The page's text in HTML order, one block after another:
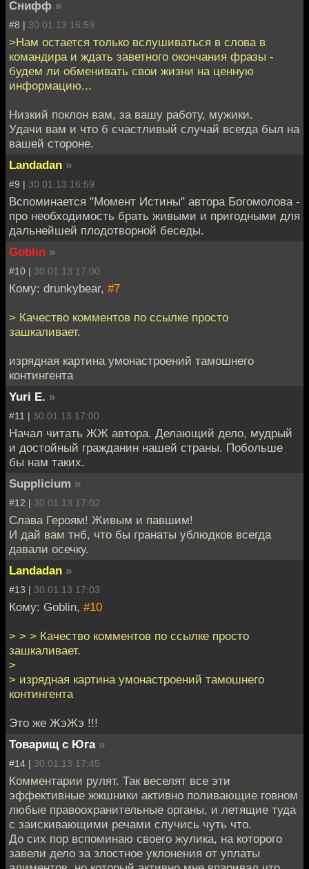
Снифф »
#8 | 30.01.13 16:59
>Нам остается только вслушиваться в слова в
командира и ждать заветного окончания фразы -
будем ли обменивать свои жизни на ценную
информацию...
Низкий поклон вам, за вашу работу, мужики.
Удачи вам и что б счастливый случай всегда был на
вашей стороне.
Landadan »
#9 | 30.01.13 16:59
Вспоминается "Момент Истины" автора Богомолова -
про необходимость брать живыми и пригодными для
дальнейшей плодотворной беседы.
Goblin »
#10 | 30.01.13 17:00
Кому: drunkybear, #7
> Качество комментов по ссылке просто
зашкаливает.
изрядная картина умонастроений тамошнего
контингента
Yuri E. »
#11 | 30.01.13 17:00
Начал читать ЖЖ автора. Делающий дело, мудрый
и достойный гражданин нашей страны. Побольше
бы нам таких.
Supplicium »
#12 | 30.01.13 17:02
Слава Героям! Живым и павшим!
И дай вам тнб, что бы гранаты ублюдков всегда
давали осечку.
Landadan »
#13 | 30.01.13 17:03
Кому: Goblin, #10
> > > Качество комментов по ссылке просто
зашкаливает.
>
> изрядная картина умонастроений тамошнего
контингента
Это же ЖэЖэ !!!
Товарищ с Юга »
#14 | 30.01.13 17:45
Комментарии рулят. Так веселят все эти
эффективные жжшники активно поливающие говном
любые правоохранительные органы, и летящие туда
с заискивающими речами случись чуть что.
До сих пор вспоминаю своего жулика, на которого
завели дело за злостное уклонения от уплаты